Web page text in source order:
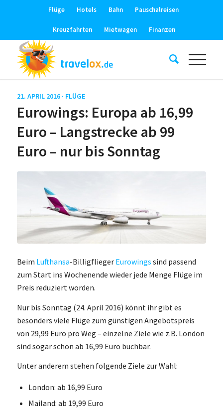
Flüge Hotels Bahn Pauschalreisen
Kreuzfahrten Mietwagen Finanzen
21. APRIL 2016 · FLÜGE
Eurowings: Europa ab 16,99
Euro – Langstrecke ab 99
Euro – nur bis Sonntag
Beim Lufthansa-Billigflieger Eurowings sind passend
zum Start ins Wochenende wieder jede Menge Flüge im
Preis reduziert worden.
Nur bis Sonntag (24. April 2016) könnt ihr gibt es
besonders viele Flüge zum günstigen Angebotspreis
von 29,99 Euro pro Weg – einzelne Ziele wie z.B. London
sind sogar schon ab 16,99 Euro buchbar.
Unter anderem stehen folgende Ziele zur Wahl:
London: ab 16,99 Euro
Mailand: ab 19,99 Euro